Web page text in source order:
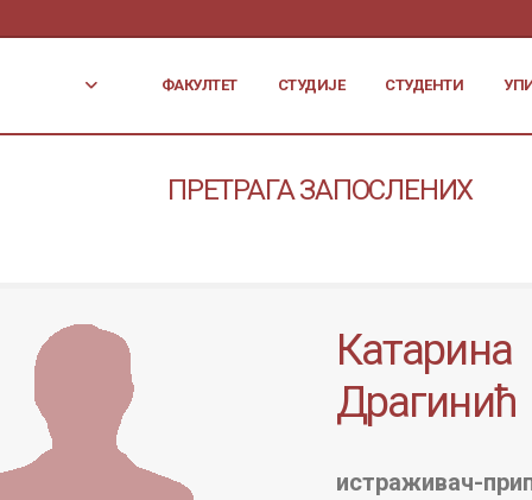
ФАКУЛТЕТ СТУДИЈЕ СТУДЕНТИ
ПРЕТРАГА ЗАПОСЛЕНИХ
Катарина
Драгинић
истраживач-